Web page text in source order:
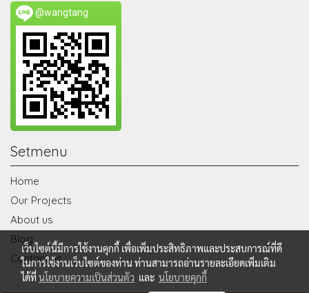
@wangtang
Setmenu
Home
Our Projects
About us
Blog
Contact us
เว็บไซต์นี้มีการใช้งานคุกกี้ เพื่อเพิ่มประสิทธิภาพและประสบการณ์ที่ดี
ในการใช้งานเว็บไซต์ของท่าน ท่านสามารถอ่านรายละเอียดเพิ่มเติม
ได้ที่นโยบายความเป็นส่วนตัว และ นโยบายคุกกี้